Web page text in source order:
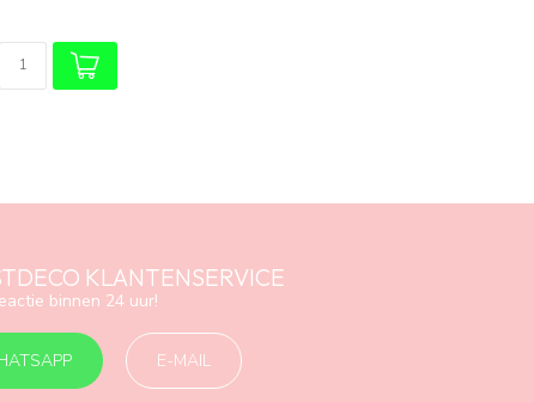
KLANTENSERVICE
binnen 24 uur!
E-MAIL